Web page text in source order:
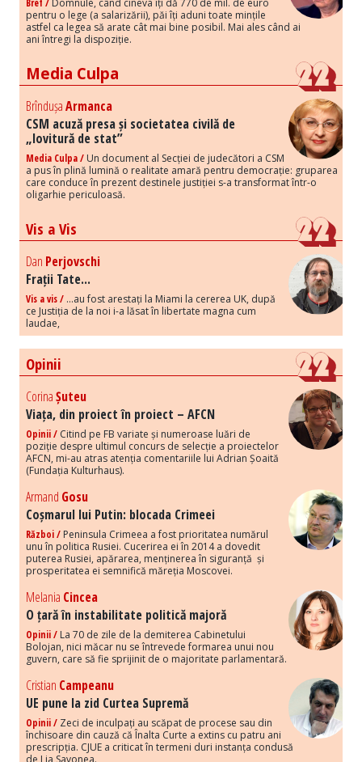
Bref / Domnule, când cineva îți dă 770 de mil. de euro
pentru o lege (a salarizării), păi îți aduni toate mințile
astfel ca legea să arate cât mai bine posibil. Mai ales când ai
ani întregi la dispoziție.
Media Culpa
BrîndușaArmanca
CSM acuză presa și societatea civilă de
„lovitură de stat”
Media Culpa / Un document al Secției de judecători a CSM
a pus în plină lumină o realitate amară pentru democrație: gruparea
care conduce în prezent destinele justiției s-a transformat într-o
oligarhie periculoasă.
Vis a Vis
Dan Perjovschi
Frații Tate...
Vis a vis / ...au fost arestați la Miami la cererea UK, după
ce Justiția de la noi i-a lăsat în libertate magna cum
laudae,
Opinii
CorinaȘuteu
Viața, din proiect în proiect – AFCN
Opinii / Citind pe FB variate și numeroase luări de
poziție despre ultimul concurs de selecție a proiectelor
AFCN, mi-au atras atenția comentariile lui Adrian Șoaită
(Fundația Kulturhaus).
Armand Gosu
Coșmarul lui Putin: blocada Crimeei
Război / Peninsula Crimeea a fost prioritatea numărul
unu în politica Rusiei. Cucerirea ei în 2014 a dovedit
puterea Rusiei, apărarea, menținerea în siguranță și
prosperitatea ei semnifică măreția Moscovei.
Melania Cincea
O țară în instabilitate politică majoră
Opinii / La 70 de zile de la demiterea Cabinetului
Bolojan, nici măcar nu se întrevede formarea unui nou
guvern, care să fie sprijinit de o majoritate parlamentară.
Cristian Campeanu
UE pune la zid Curtea Supremă
Opinii / Zeci de inculpați au scăpat de procese sau din
închisoare din cauză că Înalta Curte a extins cu patru ani
prescripția. CJUE a criticat în termeni duri instanța condusă
de Lia Savonea.